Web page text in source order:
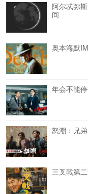
阿尔忒弥
间
奥本海默
年会不能
怒潮：兄
三叉戟第